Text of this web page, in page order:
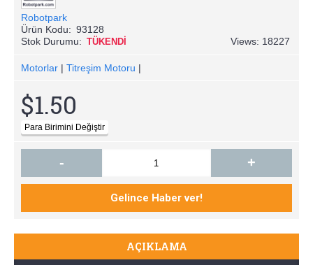
Robotpark
Ürün Kodu: 93128
Stok Durumu: TÜKENDİ Views: 18227
Motorlar | Titreşim Motoru |
$1.50
- +
AÇIKLAMA